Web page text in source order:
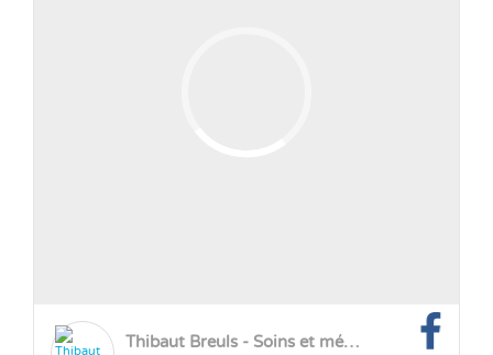
Thibaut Breuls - Soins et méditation